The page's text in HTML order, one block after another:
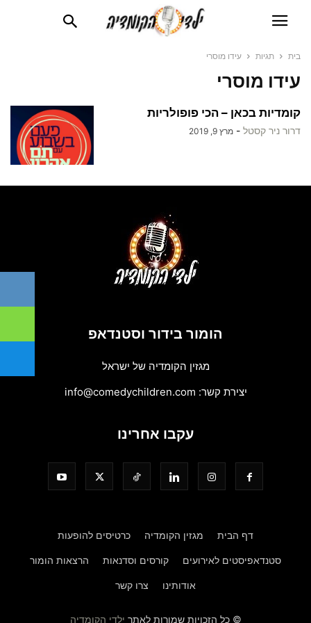
בית תגיות עידו מוסרי
עידו מוסרי
קומדיות בכאן – הכי פופולריות
דרור ניר קסטל - מרץ 9, 2019
הומור בידור וסטנדאפ
מגזין הקומדיה של ישראל
יצירת קשר: info@comedychildren.com
עקבו אחרינו
דף הבית מגזין הקומדיה כרטיסים להופעות
סטנדאפיסטים לאירועים קורסים וסדנאות הרצאות הומור
אודותינו צרו קשר
© כל הזכויות שמורות לאתר ילדי הקומדיה